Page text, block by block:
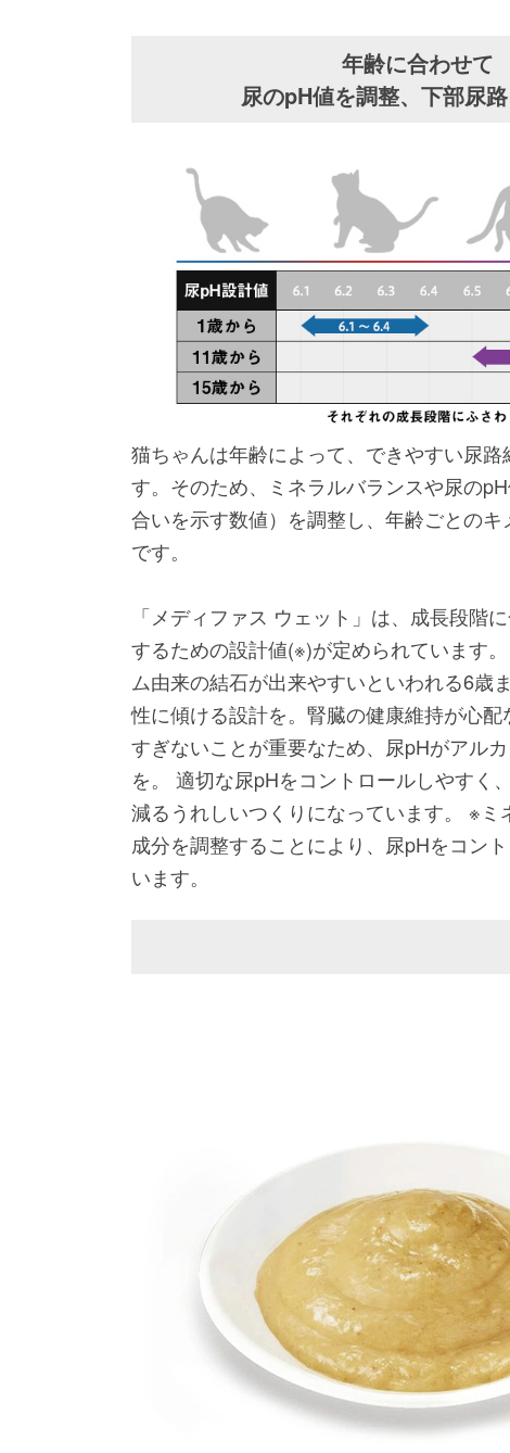
年齢に合わせて
尿のpH値を調整、下部尿
猫ちゃんは年齢によって、できやすい尿路
す。そのため、ミネラルバランスや尿の
合いを示す数値）を調整し、年齢ごとの
です。
「メディファス ウェット」は、成長段階
するための設計値(※)が定められています
ム由来の結石が出来やすいといわれる6歳
性に傾ける設計を。腎臓の健康維持が心配
すぎないことが重要なため、尿pHがアル
を。 適切な尿pHをコントロールしやすく
減るうれしいつくりになっています。 ※ミ
成分を調整することにより、尿pHをコン
います。